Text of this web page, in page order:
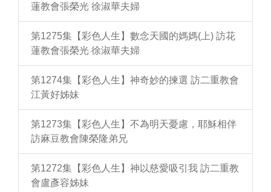
蓮教會張榮光 徐淑華夫婦
第1275集【彩色人生】數念天國的媽媽(上) 訪花
蓮教會張榮光 徐淑華夫婦
第1274集【彩色人生】神奇妙的揀選 訪二重教會
江黃好姊妹
第1273集【彩色人生】不為明天憂慮，耶穌相伴
訪麻豆教會陳榮隆弟兄
第1272集【彩色人生】神以慈愛吸引我 訪二重教
會盧彥容姊妹